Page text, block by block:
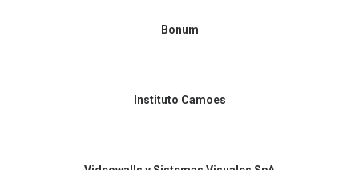
Bonum
Instituto Camoes